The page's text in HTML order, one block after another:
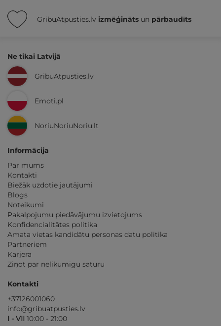
GribuAtpusties.lv izmēģināts un pārbaudīts
Ne tikai Latvijā
GribuAtpusties.lv
Emoti.pl
NoriuNoriuNoriu.lt
Informācija
Par mums
Kontakti
Biežāk uzdotie jautājumi
Blogs
Noteikumi
Pakalpojumu piedāvājumu izvietojums
Konfidencialitātes politika
Amata vietas kandidātu personas datu politika
Partneriem
Karjera
Ziņot par nelikumīgu saturu
Kontakti
+37126001060
info@gribuatpusties.lv
I - VII 10:00 - 21:00